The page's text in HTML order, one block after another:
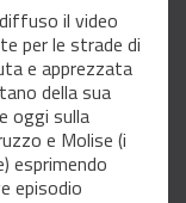
il video
per le strade di
e apprezzata
della sua
oggi sulla
e Molise (i
esprimendo
episodio